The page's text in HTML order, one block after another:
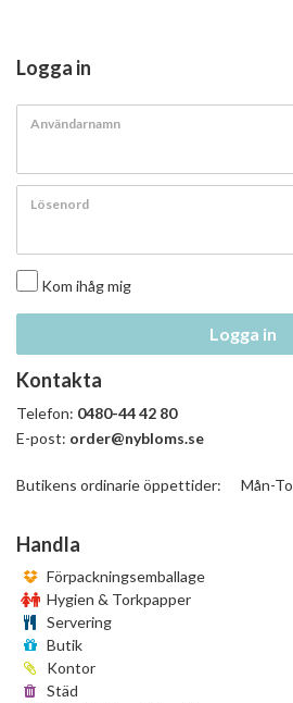
Logga in
Användarnamn
Lösenord
Kom ihåg mig
Logga in
Kontakta
Telefon: 0480-44 42 80
E-post: order@nybloms.se
Butikens ordinarie öppettider: Mån-
Handla
Förpackningsemballage
Hygien & Torkpapper
Servering
Butik
Kontor
Städ